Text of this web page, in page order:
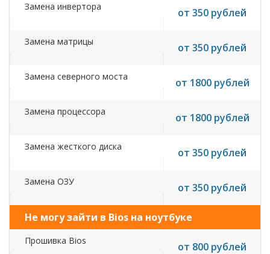
Замена инвертора от 350 рублей
Замена матрицы от 350 рублей
Замена северного моста от 1800 рублей
Замена процессора от 1800 рублей
Замена жесткого диска от 350 рублей
Замена ОЗУ от 350 рублей
Не могу зайти в Bios на ноутбуке
Прошивка Bios от 800 рублей